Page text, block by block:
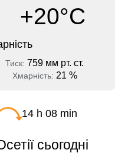
+20°C
Тиск: 759 мм рт. ст.
Хмарність: 21 %
14 h 08 min
сьогодні